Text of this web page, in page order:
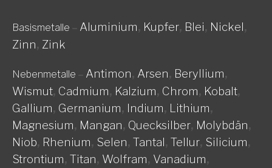
Basismetalle – Aluminium, Kupfer, Blei, Nickel,
Zinn, Zink
Nebenmetalle – Antimon, Arsen, Beryllium,
Wismut, Cadmium, Kalzium, Chrom, Kobalt,
Gallium, Germanium, Indium, Lithium,
Magnesium, Mangan, Quecksilber, Molybdän,
Niob, Rhenium, Selen, Tantal, Tellur, Silicium,
Strontium, Titan, Wolfram, Vanadium,